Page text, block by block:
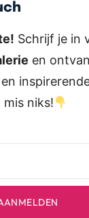
Schrijf je in
en
mis niks!